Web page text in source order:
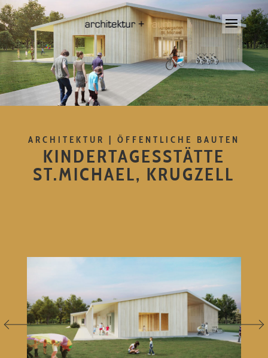
ARCHITEKTUR | ÖFFENTLICHE BAUTEN
KINDERTAGESSTÄTTE
ST.MICHAEL, KRUGZELL